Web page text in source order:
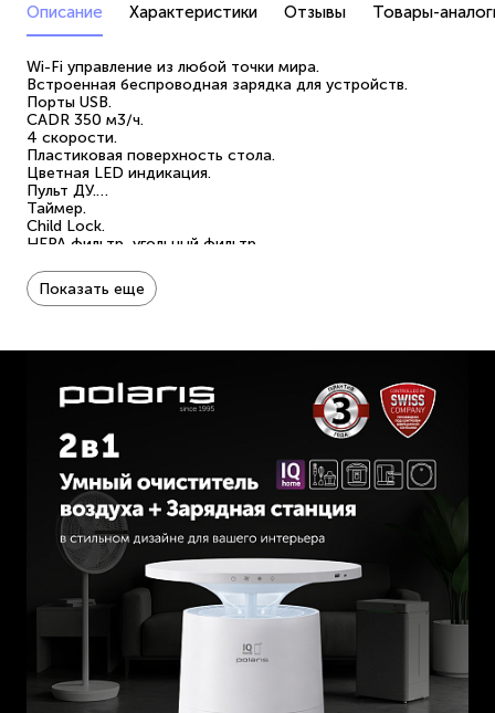
Описание Характеристики Отзывы Товары-
Wi-Fi управление из любой точки мира.
Встроенная беспроводная зарядка для устройств.
Порты USB.
CADR 350 м3/ч.
4 скорости.
Пластиковая поверхность стола.
Цветная LED индикация.
Пульт ДУ.
Таймер.
Child Lock.
HEPA фильтр, угольный фильтр.
Ультрафиолетовая стерилизация.
Функция ионизации.
Показать еще